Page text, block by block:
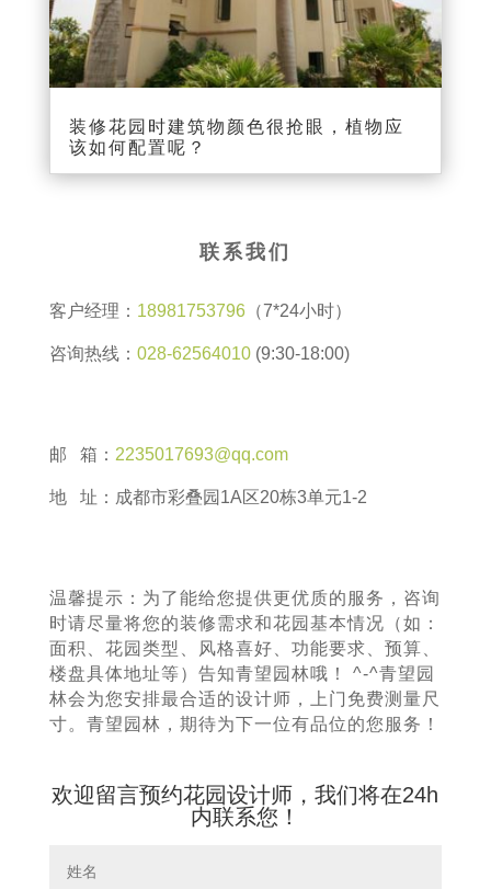
装修花园时建筑物颜色很抢眼，植物应
该如何配置呢？
联系我们
客户经理： 18981753796（7*24小时）
咨询热线： 028-62564010(9:30-18:00)
邮 箱： 2235017693@qq.com
地 址：成都市彩叠园1A区20栋3单元1-2
温馨提示：为了能给您提供更优质的服务，咨询
时请尽量将您的装修需求和花园基本情况（如：
面积、花园类型、风格喜好、功能要求、预算、
楼盘具体地址等）告知青望园林哦！ ^-^青望园
林会为您安排最合适的设计师，上门免费测量尺
寸。青望园林，期待为下一位有品位的您服务！
欢迎留言预约花园设计师，我们将在24h
内联系您！